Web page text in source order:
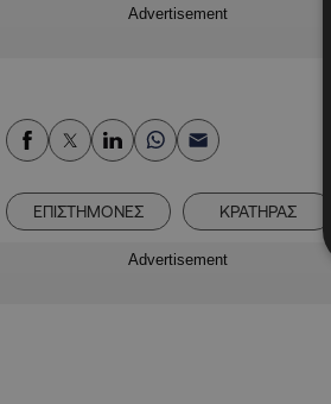
Advertisement
ΕΠΙΣΤΗΜΟΝΕΣ ΚΡΑΤΗΡΑΣ
Advertisement